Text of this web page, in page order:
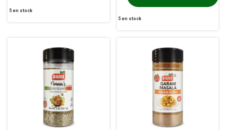
5en stock
5 en stock